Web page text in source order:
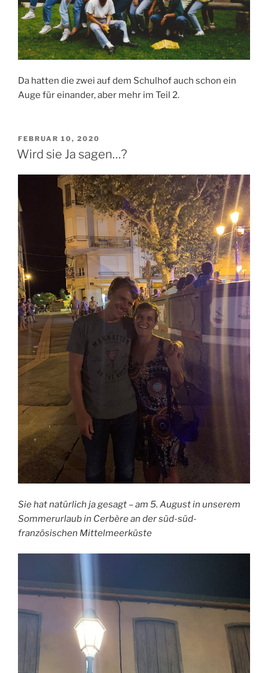
Da hatten die zwei auf dem Schulhof auch schon ein
Auge für einander, aber mehr im Teil 2.
VERÖFFENTLICHT
AM
FEBRUAR 10, 2020
Wird sie Ja sagen…?
Sie hat natürlich ja gesagt – am 5. August in unserem
Sommerurlaub in Cerbère an der süd-süd-
französischen Mittelmeerküste